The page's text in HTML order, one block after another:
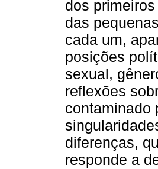
dos
das
cada um,
posições
sexual,
reflexões
contaminado
diferenças,
responde a